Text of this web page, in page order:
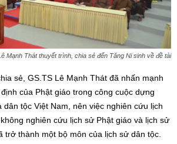
Mạnh Thát thuyết trình, chia sẻ đến Tăng Ni sinh về đề tài
sẻ, GS.TS Lê Mạnh Thát đã nhấn mạnh
của Phật giáo trong công cuộc dựng
tộc Việt Nam, nên việc nghiên cứu lịch
nghiên cứu lịch sử Phật giáo và lịch sử
trở thành một bộ môn của lịch sử dân tộc.